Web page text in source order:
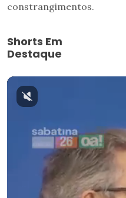
constrangimentos.
Shorts Em
Destaque